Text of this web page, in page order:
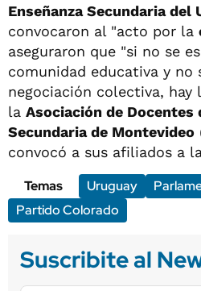
Enseñanza Secundaria del
convocaron al "acto por la
aseguraron que "si no se
comunidad educativa y no
negociación colectiva, hay
la Asociación de Docentes
Secundaria de Montevideo
convocó a sus afiliados a
Temas
Uruguay
Partido Colorado
Suscribite al